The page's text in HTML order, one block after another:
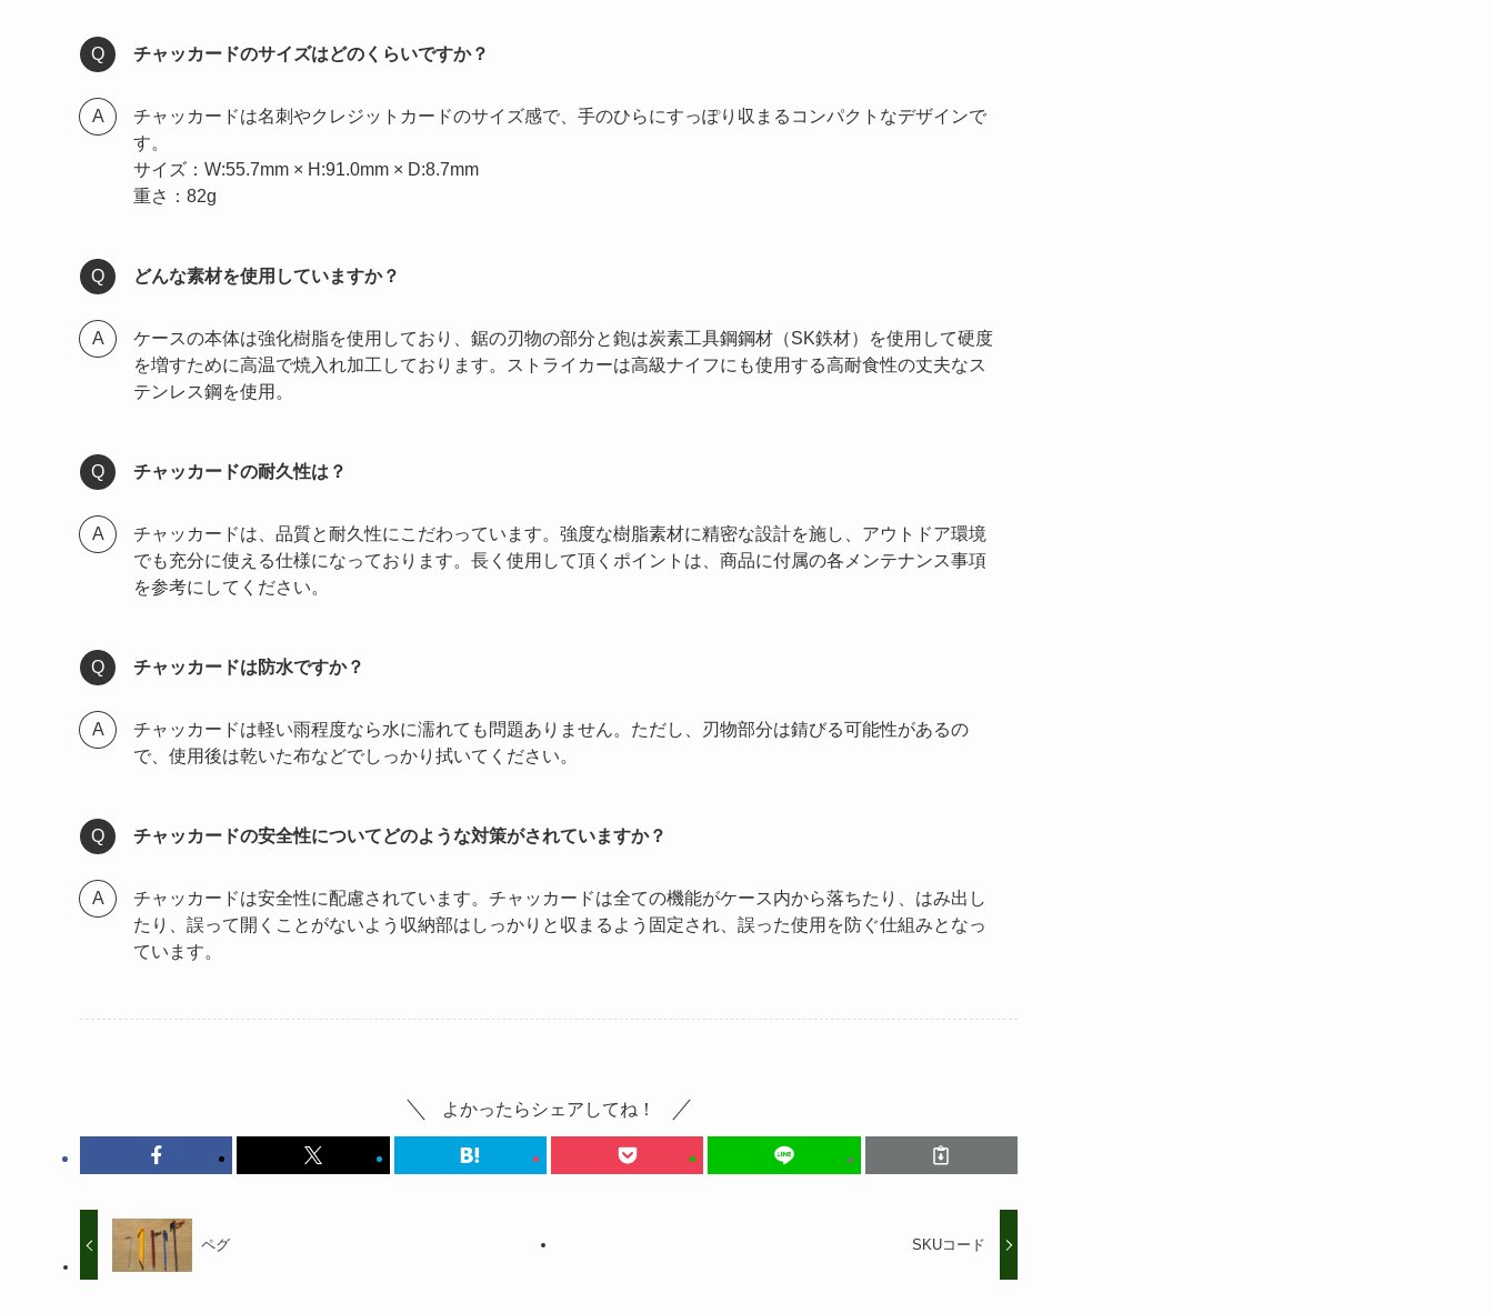
チャッカードのサイズはどのくらいですか？
チャッカードは名刺やクレジットカードのサイズ感で、手のひらにすっぽり収まるコンパクトなデザインで
す。
サイズ：W:55.7mm × H:91.0mm × D:8.7mm
重さ：82g
どんな素材を使用していますか？
ケースの本体は強化樹脂を使用しており、鋸の刃物の部分と鉋は炭素工具鋼鋼材（SK鉄材）を使用して硬度
を増すために高温で焼入れ加工しております。ストライカーは高級ナイフにも使用する高耐食性の丈夫なス
テンレス鋼を使用。
チャッカードの耐久性は？
チャッカードは、品質と耐久性にこだわっています。強度な樹脂素材に精密な設計を施し、アウトドア環境
でも充分に使える仕様になっております。長く使用して頂くポイントは、商品に付属の各メンテナンス事項
を参考にしてください。
チャッカードは防水ですか？
チャッカードは軽い雨程度なら水に濡れても問題ありません。ただし、刃物部分は錆びる可能性があるの
で、使用後は乾いた布などでしっかり拭いてください。
チャッカードの安全性についてどのような対策がされていますか？
チャッカードは安全性に配慮されています。チャッカードは全ての機能がケース内から落ちたり、はみ出し
たり、誤って開くことがないよう収納部はしっかりと収まるよう固定され、誤った使用を防ぐ仕組みとなっ
ています。
よかったらシェアしてね！
ペグ SKUコード